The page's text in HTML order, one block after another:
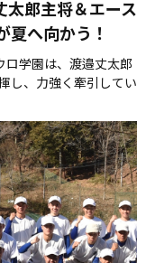
郎主将＆エース
へ向かう！
学園は、渡邉丈太郎
し、力強く牽引してい
れまでのチーム内の
まれ変わっている。
に聖パウロを選ん